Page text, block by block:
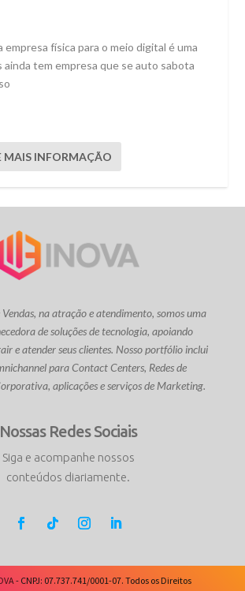
empresa física para o meio digital é uma
ainda tem empresa que se auto sabota
MAIS INFORMAÇÃO
na atração e atendimento, somos uma
de soluções de tecnologia, apoiando
e atender seus clientes. Nosso portfólio inclui
para Contact Centers, Redes de
aplicações e serviços de Marketing.
Nossas Redes Sociais
Siga e acompanhe nossos
conteúdos diariamente.
- CNPJ: 07.737.741/0001-07. Todos os Direitos